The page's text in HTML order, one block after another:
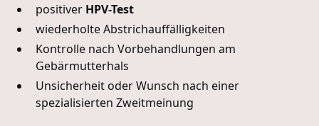
positiver HPV-Test
wiederholte Abstrichauffälligkeiten
Kontrolle nach Vorbehandlungen am
Gebärmutterhals
Unsicherheit oder Wunsch nach einer
spezialisierten Zweitmeinung